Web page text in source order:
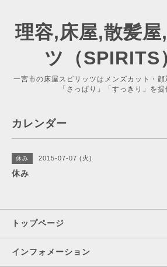
理容,床屋,散髪屋
ツ（SPIRITS
一宮市の床屋スピリッツはメンズカット・
「さっぱり」「すっきり」を提
カレンダー
休み 2015-07-07 (火)
休み
トップページ
インフォメーション